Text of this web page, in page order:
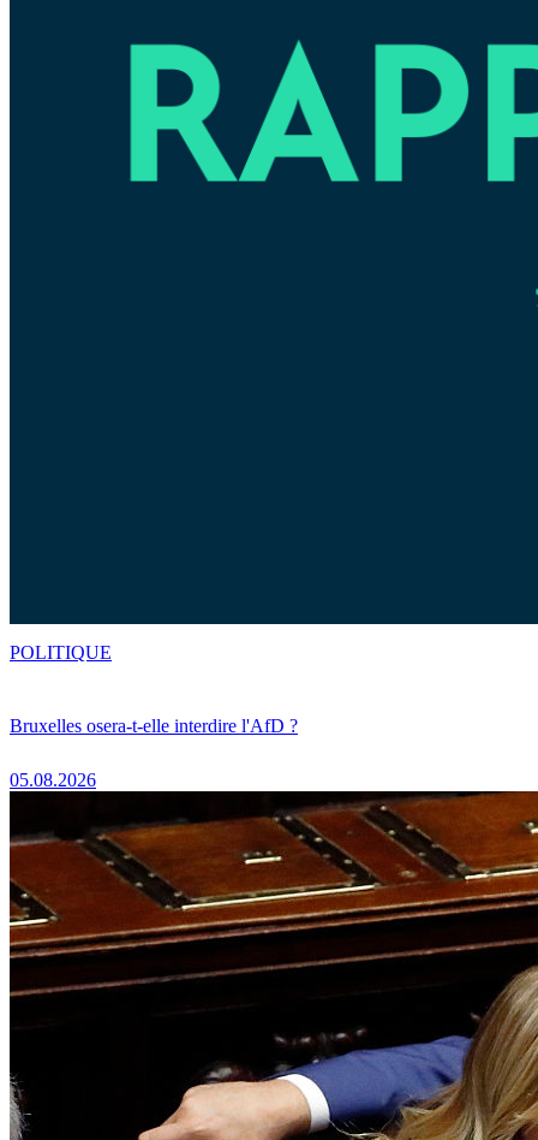
Bruxelles osera-t-elle interdire l'AfD ?
05.08.2026
POLITIQUE